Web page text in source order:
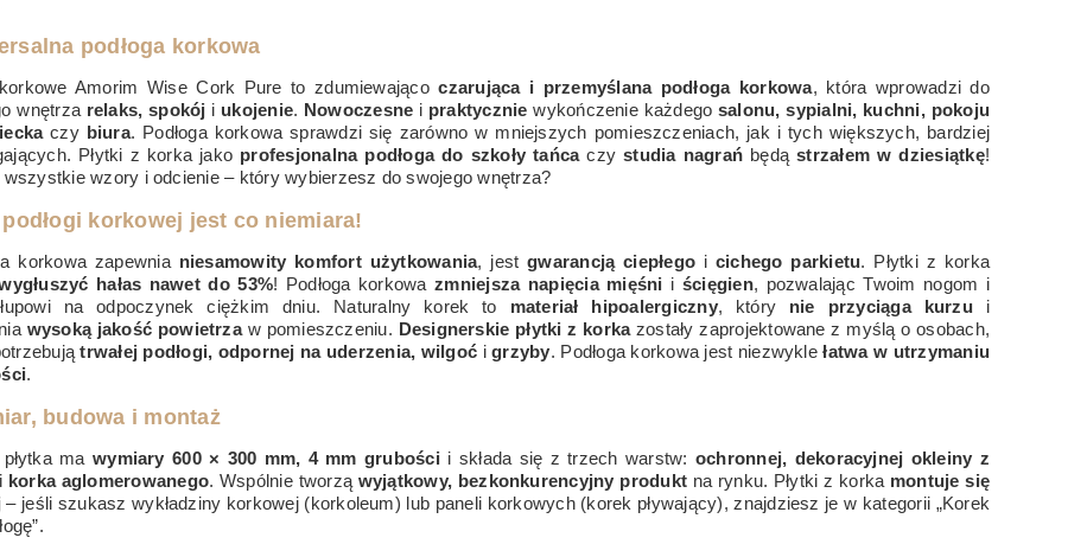
podłoga korkowa
korkowe Amorim Wise Cork Pure to zdumiewającoczarująca i przemyślana podłoga korkowa, która wprowadzi do
wnętrza relaks, spokój i ukojenie. Nowoczesne i praktycznie wykończenie każdego salonu, sypialni, kuchni, pokoju
czy biura. Podłoga korkowa sprawdzi się zarówno w mniejszych pomieszczeniach, jak i tych większych, bardziej
Płytki z korka jako profesjonalna podłoga do szkoły tańcaczystudia nagrań będąstrzałem w dziesiątkę!
wzory i odcienie – który wybierzesz do swojego wnętrza?
korkowej jest co niemiara!
korkowa zapewnia niesamowity komfort użytkowania, jestgwarancją ciepłego i cichego parkietu. Płytki z korka
hałas nawet do 53%! Podłoga korkowazmniejsza napięcia mięśni i ścięgien, pozwalając Twoim nogom i
na odpoczynek ciężkim dniu. Naturalny korek to materiał hipoalergiczny, który nie przyciąga kurzui
wysoką jakość powietrzaw pomieszczeniu. Designerskie płytki z korkazostały zaprojektowane z myślą o osobach,
trwałej podłogi, odpornej na uderzenia, wilgoć igrzyby. Podłoga korkowa jest niezwyklełatwa w utrzymaniu
.
budowa i montaż
płytka mawymiary 600 × 300 mm, 4 mm grubości i składa się z trzech warstw: ochronnej, dekoracyjnej okleiny z
korka aglomerowanego. Wspólnie tworzą wyjątkowy, bezkonkurencyjny produkt na rynku. Płytki z korka montuje się
– jeśli szukasz wykładziny korkowej (korkoleum) lub paneli korkowych (korek pływający), znajdziesz je w kategorii „Korek